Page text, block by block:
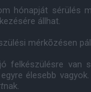
hónapját sérülés
állhat.
mérkõzésen
felkészülésre van
élesebb
nak.